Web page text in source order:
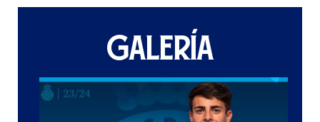
GALERÍA